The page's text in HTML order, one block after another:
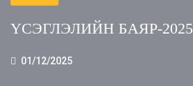
ҮСЭГЛЭЛИЙН БАЯР-2025
01/12/2025